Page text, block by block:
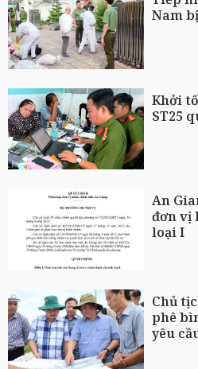
Nam
Khởi
ST25
An
đơn vị
loại I
Chủ
phê
yêu